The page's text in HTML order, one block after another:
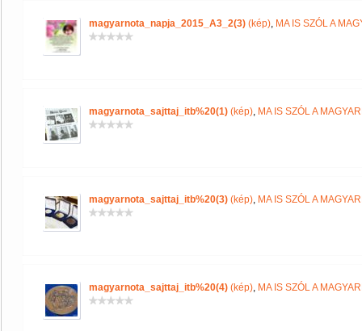
magyarnota_napja_2015_A3_2(3) (kép), MA IS SZÓL A
magyarnota_sajttaj_itb%20(1) (kép), MA IS SZÓL A
magyarnota_sajttaj_itb%20(3) (kép), MA IS SZÓL A
magyarnota_sajttaj_itb%20(4) (kép), MA IS SZÓL A